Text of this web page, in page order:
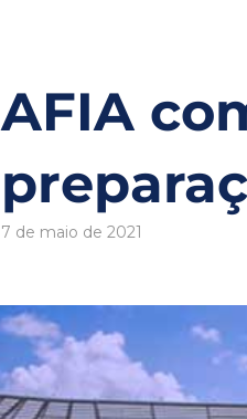
AFIA
7 de maio de 2021